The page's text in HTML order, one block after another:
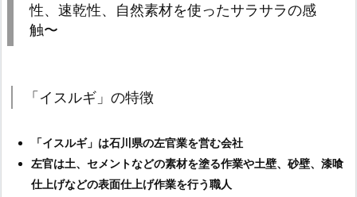
性、速乾性、自然素材を使ったサラサラの感
触〜
「イスルギ」の特徴
「イスルギ」は石川県の左官業を営む会社
左官は土、セメントなどの素材を塗る作業や土壁、砂壁、漆喰
仕上げなどの表面仕上げ作業を行う職人